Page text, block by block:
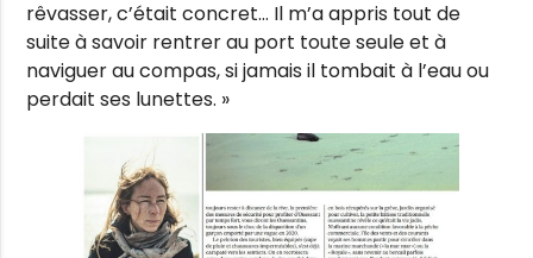
rêvasser, c’était concret… Il m’a appris tout de
suite à savoir rentrer au port toute seule et à
naviguer au compas, si jamais il tombait à l’eau ou
perdait ses lunettes. »